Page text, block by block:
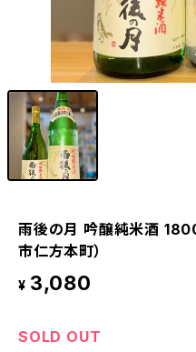
雨後の月 吟醸純米酒
市仁方本町）
¥ 3,080
SOLD OUT